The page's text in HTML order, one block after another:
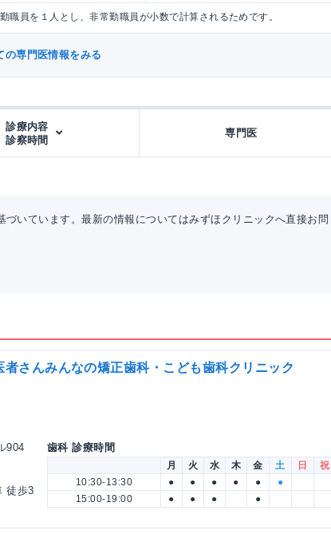
員を１人とし、非常勤職員が小数で計算されるためです。
の専門医情報をみる
診療内容
診察時間
専門医
いています。最新の情報についてはみずほクリニックへ直接お問
さんみんなの矯正歯科・こども歯科クリニック
904
徒歩3
歯科 診療時間
月 火 水 木 金 土 日
祝
10:30-13:30
● ● ● ● ●
●
15:00-19:00
● ● ● ●